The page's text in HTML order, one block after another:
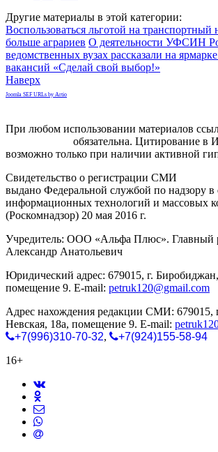
Другие материалы в этой категории:
Воспользоваться льготой на транспортный
больше аграриев О деятельности УФСИН
ведомственных вузах рассказали на
вакансий «Сделай свой выбор!»
Наверх
Joomla SEF URLs by Artio
При любом использовании материалов
обязательна. Цитирование в
возможно только при наличии активной
Свидетельство о регистрации СМИ
выдано Федеральной службой по надзору в
информационных технологий и массовых
(Роскомнадзор) 20 мая 2016 г.
Учредитель: ООО «Альфа Плюс». Главный
Александр Анатольевич
Юридический адрес: 679015, г.
помещение 9. E-mail: petruk120@gmail.com
Адрес нахождения редакции СМИ: 679015,
Невская, 18а, помещение 9. E-mail:
+7(996)310-70-32,
+7(924)155-58-94
16+